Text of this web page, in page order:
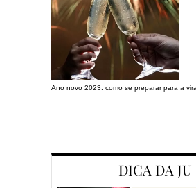
Ano novo 2023: como se preparar para a
DICA DA JU